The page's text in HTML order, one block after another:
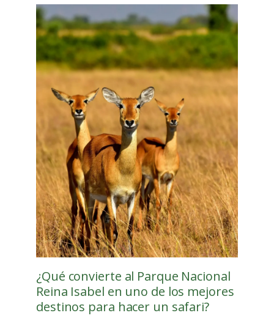
¿Qué convierte al Parque Nacional
Reina Isabel en uno de los mejores
destinos para hacer un safari?